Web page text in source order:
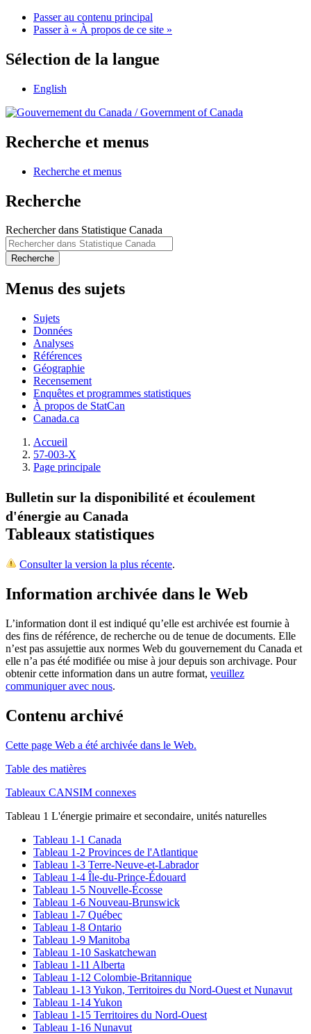
Passer au contenu principal
Passer à « À propos de ce site »
Sélection de la langue
English
/Government of Canada
Recherche et menus
Recherche et menus
Recherche
Rechercher dans Statistique Canada
Recherche
Menus des sujets
Sujets
Données
Analyses
Références
Géographie
Recensement
Enquêtes et programmes statistiques
À propos de StatCan
Canada.ca
Accueil
57-003-X
Page principale
Bulletin sur la disponibilité et écoulement
d'énergie au Canada
Tableaux statistiques
Consulter la version la plus récente.
Information archivée dans le Web
L’information dont il est indiqué qu’elle est archivée est fournie à
des fins de référence, de recherche ou de tenue de documents. Elle
n’est pas assujettie aux normes Web du gouvernement du Canada et
elle n’a pas été modifiée ou mise à jour depuis son archivage. Pour
obtenir cette information dans un autre format, veuillez
communiquer avec nous.
Contenu archivé
Cette page Web a été archivée dans le Web.
Table des matières
Tableaux CANSIM connexes
Tableau 1 L'énergie primaire et secondaire, unités naturelles
Tableau 1-1 Canada
Tableau 1-2 Provinces de l'Atlantique
Tableau 1-3 Terre-Neuve-et-Labrador
Tableau 1-4 Île-du-Prince-Édouard
Tableau 1-5 Nouvelle-Écosse
Tableau 1-6 Nouveau-Brunswick
Tableau 1-7 Québec
Tableau 1-8 Ontario
Tableau 1-9 Manitoba
Tableau 1-10 Saskatchewan
Tableau 1-11 Alberta
Tableau 1-12 Colombie-Britannique
Tableau 1-13 Yukon, Territoires du Nord-Ouest et Nunavut
Tableau 1-14 Yukon
Tableau 1-15 Territoires du Nord-Ouest
Tableau 1-16 Nunavut